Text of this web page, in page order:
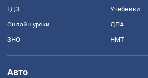
ГДЗ Учебники
Онлайн уроки ДПА
ЗНО НМТ
Авто